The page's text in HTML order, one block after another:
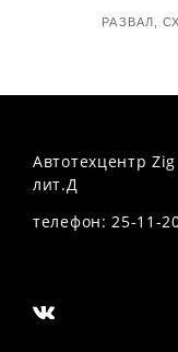
РАЗВАЛ,
Автотехцентр
лит.Д
телефон: 25-11-